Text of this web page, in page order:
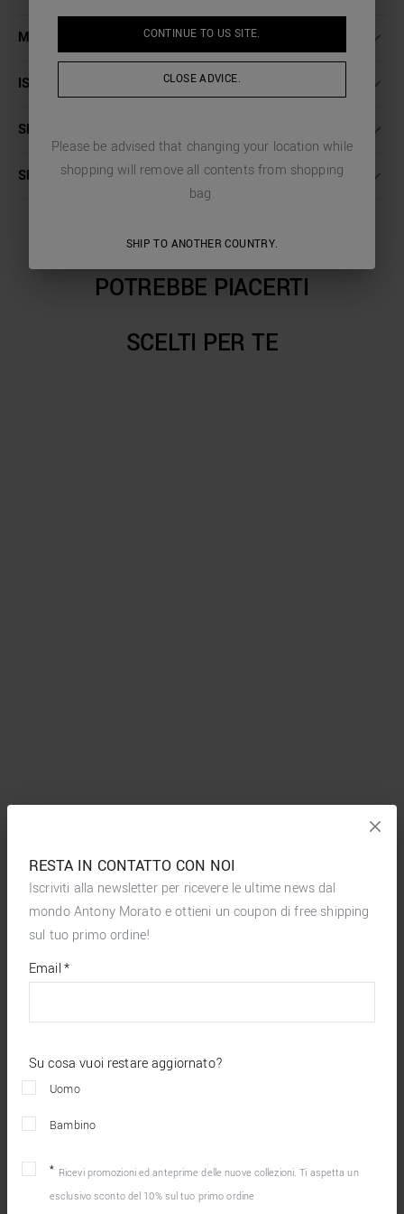
MAGGIORI DETTAGLI
ISTRUZIONI LAVAGGIO
SPEDIZIONI E RESI
SERVIZIO CLIENTI
POTREBBE PIACERTI
SCELTI PER TE
CONTINUE TO US SITE.
CLOSE ADVICE.
Please be advised that changing your location while
shopping will remove all contents from shopping
bag.
SHIP TO ANOTHER COUNTRY.
RESTA IN CONTATTO CON NOI
Iscriviti alla newsletter per ricevere le ultime news dal
mondo Antony Morato e ottieni un coupon di free shipping
sul tuo primo ordine!
required
fields
Email*
Su cosa vuoi restare aggiornato?
Uomo
Bambino
Ricevi promozioni ed anteprime delle nuove collezioni. Ti aspetta un
esclusivo sconto del 10% sul tuo primo ordine